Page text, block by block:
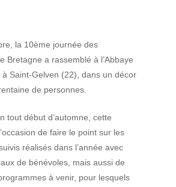
la 10ème journée des
Bretagne a rassemblé à l’Abbaye
Saint-Gelven (22), dans un décor
de personnes.
tout début d’automne, cette
de faire le point sur les
réalisés dans l’année avec
de bénévoles, mais aussi de
à venir, pour lesquels